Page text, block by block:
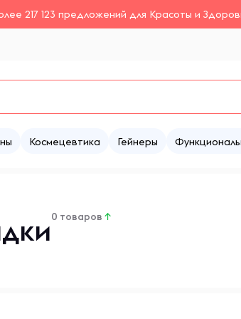
217 123 предложений для Красоты и
Космецевтика Гейнеры
0 товаров ↑